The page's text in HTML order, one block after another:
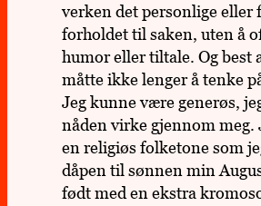
verken det per­son­lige eller
for­hol­det til saken, uten å
humor eller til­tale. Og best
måtte ikke lenger å tenke
Jeg kunne være gene­røs,
nåden virke gjen­nom meg.
en reli­giøs folke­tone som
dåpen til sønnen min
født med en ekstra